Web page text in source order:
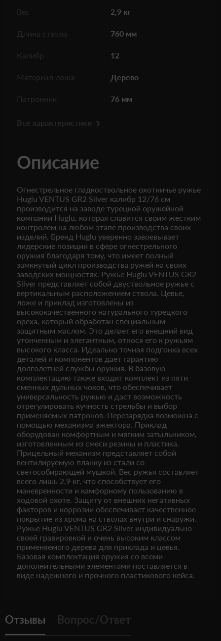
Вес 2,9 кг
Длина ствола 760 мм
Калибр 12
Материал ложа Дерево
Патронник 76 мм
Все характеристики
Описание
Огнестрельное гладкоствольное охотничье ружье
Huglu VENTUS GR2 Silver калибр 12/76 см
производится на заводе турецкой оружейной
компании Huglu, которая славится своим жестким
контролем на любом этапе производства своих
изделий. Бренд Huglu уверенно завоевывает
лидерские позиции в сфере огнестрельного
оружия благодаря тому, что имеет полный
замкнутый цикл производства ружей на своих
заводских мощностях. Ружье Huglu VENTUS GR2
Silver представляет собой двуствольное ружье с
вертикальным расположением ствола. Цевье,
ложе и приклад изготовлены из
высококачественного натурального турецкого
ореха, который обработан специальным
защитным маслом. Это делает его внешний вид
утонченным и элегантным, относя его к ружьям
высокого класса. Идеально точная подгонка всех
деталей и компонентов дает гарантию
долголетней службы оружия. В базовую
комплектацию также входит комплект из пяти
сменных дульных чоков, что обеспечивает
универсальность ружью и даст возможность
отрегулировать кучность стрельбы и выбор
применяемых патронов. Перезарядка возможна с
помощью механизма эжектора. Приклад
оборудован комфортным и мягким затыльником,
изготовленным из смеси резины и пластика.
Прицельный механизм представляет собой
вентилируемую планку из стали со
светособирающей мушкой. Вес ружья составляет
всего лишь 2,9 кг, что способствует его
маневренности и камфорному пользованию в
ходовой охоте. Защиту от внешних негативных
факторов и коррозии обеспечивает качественное
покрытие из хрома на стволах внутри и снаружи.
Ружье Huglu VENTUS GR2 Silver индивидуально
своей гравировкой и очень высоким классом
применяемого дерева для приклада и цевья.
Базовая комплектация оружия со всеми
дополнительными элементами поставляется в
виде надежного и прочного пластикового кейса.
Отзывы Вопрос/Ответ